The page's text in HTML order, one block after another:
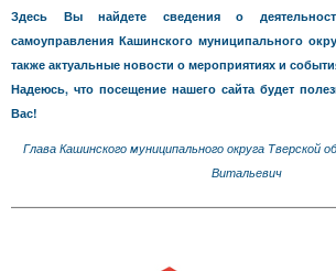
Здесь Вы найдете сведения о
самоуправления Кашинского муниципального
также актуальные новости о мероприятиях и
Надеюсь, что посещение нашего сайта будет
Вас!
Глава Кашинского муниципального округа Тверской
Витальевич